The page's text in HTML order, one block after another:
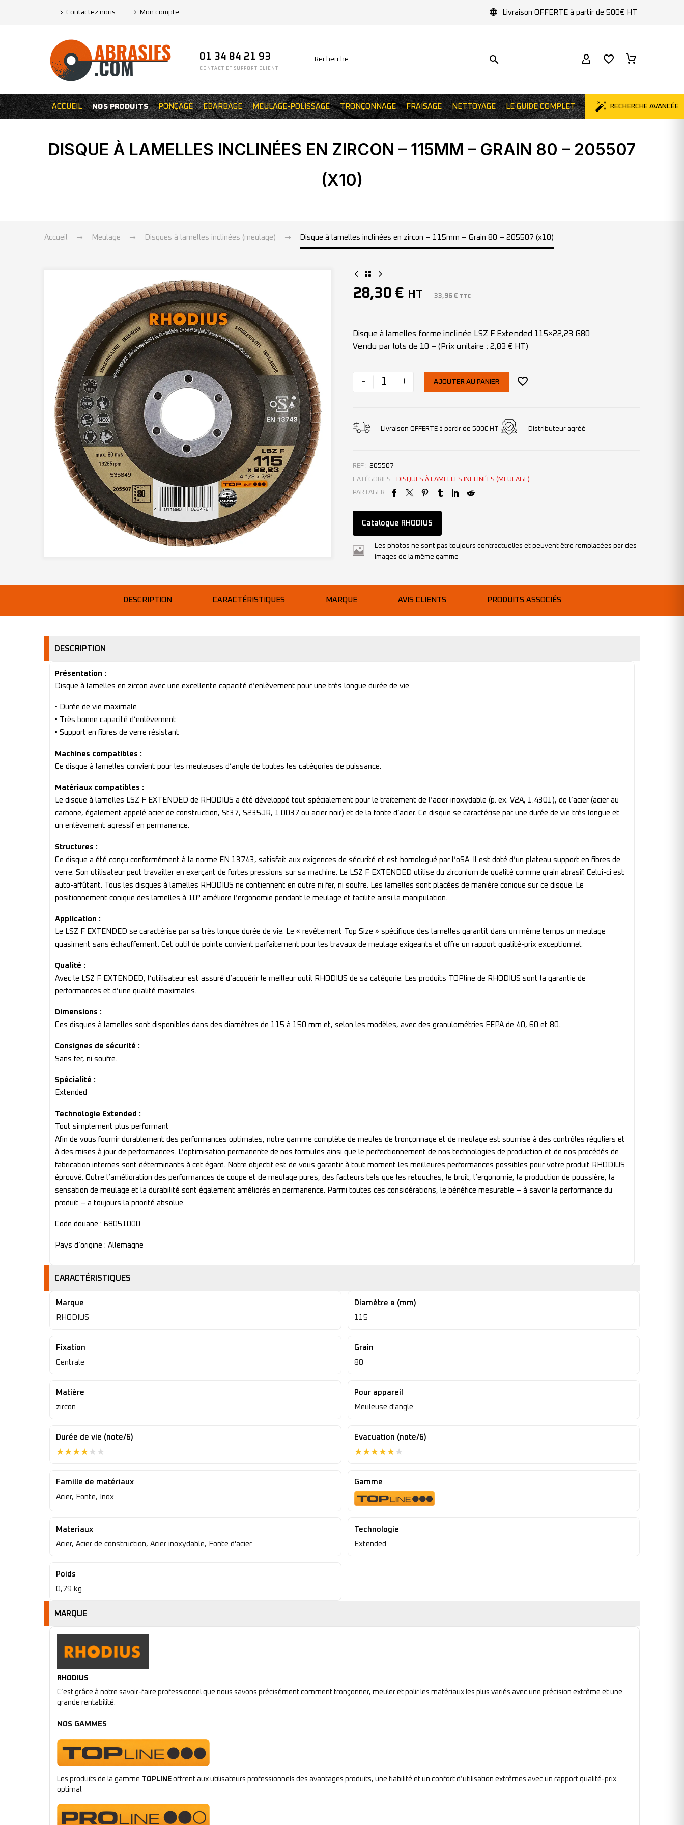
Contactez nous Mon compte Livraison OFFERTE à partir de 500€ HT
01 34 84 21 93
CONTACT ET SUPPORT CLIENT
ACCUEIL NOS PRODUITS PONÇAGE EBARBAGE MEULAGE-POLISSAGE TRONÇONNAGE FRAISAGE NETTOYAGE LE GUIDE COMPLET RECHERCHE AVANCÉE
DISQUE À LAMELLES INCLINÉES EN ZIRCON – 115MM – GRAIN 80 – 205507
(X10)
Accueil Meulage Disques à lamelles inclinées (meulage) Disque à lamelles inclinées en zircon – 115mm – Grain 80 – 205507 (x10)
28,30 € HT 33,96 € TTC
Disque à lamelles forme inclinée LSZ F Extended 115×22,23 G80
Vendu par lots de 10 – (Prix unitaire : 2,83 € HT)
- + AJOUTER AU PANIER
Livraison OFFERTE à partir de 500€ HT Distributeur agréé
REF : 205507
CATÉGORIES :
DISQUES À LAMELLES INCLINÉES (MEULAGE)
PARTAGER :
Catalogue RHODIUS
Les photos ne sont pas toujours contractuelles et peuvent être remplacées par des
images de la même gamme
DESCRIPTION CARACTÉRISTIQUES MARQUE AVIS CLIENTS PRODUITS ASSOCIÉS
DESCRIPTION
Présentation :
Disque à lamelles en zircon avec une excellente capacité d’enlèvement pour une très longue durée de vie.
• Durée de vie maximale
• Très bonne capacité d’enlèvement
• Support en fibres de verre résistant
Machines compatibles :
Ce disque à lamelles convient pour les meuleuses d’angle de toutes les catégories de puissance.
Matériaux compatibles :
Le disque à lamelles LSZ F EXTENDED de RHODIUS a été développé tout spécialement pour le traitement de l’acier inoxydable (p. ex. V2A, 1.4301), de l’acier (acier au
carbone, également appelé acier de construction, St37, S235JR, 1.0037 ou acier noir) et de la fonte d’acier. Ce disque se caractérise par une durée de vie très longue et
un enlèvement agressif en permanence.
Structures :
Ce disque a été conçu conformément à la norme EN 13743, satisfait aux exigences de sécurité et est homologué par l’oSA. Il est doté d’un plateau support en fibres de
verre. Son utilisateur peut travailler en exerçant de fortes pressions sur sa machine. Le LSZ F EXTENDED utilise du zirconium de qualité comme grain abrasif. Celui-ci est
auto-affûtant. Tous les disques à lamelles RHODIUS ne contiennent en outre ni fer, ni soufre. Les lamelles sont placées de manière conique sur ce disque. Le
positionnement conique des lamelles à 10° améliore l’ergonomie pendant le meulage et facilite ainsi la manipulation.
Application :
Le LSZ F EXTENDED se caractérise par sa très longue durée de vie. Le « revêtement Top Size » spécifique des lamelles garantit dans un même temps un meulage
quasiment sans échauffement. Cet outil de pointe convient parfaitement pour les travaux de meulage exigeants et offre un rapport qualité-prix exceptionnel.
Qualité :
Avec le LSZ F EXTENDED, l’utilisateur est assuré d’acquérir le meilleur outil RHODIUS de sa catégorie. Les produits TOPline de RHODIUS sont la garantie de
performances et d’une qualité maximales.
Dimensions :
Ces disques à lamelles sont disponibles dans des diamètres de 115 à 150 mm et, selon les modèles, avec des granulométries FEPA de 40, 60 et 80.
Consignes de sécurité :
Sans fer, ni soufre.
Spécialité :
Extended
Technologie Extended :
Tout simplement plus performant
Afin de vous fournir durablement des performances optimales, notre gamme complète de meules de tronçonnage et de meulage est soumise à des contrôles réguliers et
à des mises à jour de performances. L’optimisation permanente de nos formules ainsi que le perfectionnement de nos technologies de production et de nos procédés de
fabrication internes sont déterminants à cet égard. Notre objectif est de vous garantir à tout moment les meilleures performances possibles pour votre produit RHODIUS
éprouvé. Outre l’amélioration des performances de coupe et de meulage pures, des facteurs tels que les retouches, le bruit, l’ergonomie, la production de poussière, la
sensation de meulage et la durabilité sont également améliorés en permanence. Parmi toutes ces considérations, le bénéfice mesurable – à savoir la performance du
produit – a toujours la priorité absolue.
Code douane : 68051000
Pays d’origine : Allemagne
CARACTÉRISTIQUES
Marque
RHODIUS
Diamètre ø (mm)
115
Fixation
Centrale
Grain
80
Matière
zircon
Pour appareil
Meuleuse d'angle
Durée de vie (note/6)
★★★★★ ★
Evacuation (note/6)
★★★★★★
Famille de matériaux
Acier, Fonte, Inox
Gamme
Materiaux
Acier, Acier de construction, Acier inoxydable, Fonte d'acier
Technologie
Extended
Poids
0,79 kg
MARQUE
RHODIUS
C’est grâce à notre savoir-faire professionnel que nous savons précisément comment tronçonner, meuler et polir les matériaux les plus variés avec une précision extrême et une
grande rentabilité.
NOS GAMMES
Les produits de la gamme TOPLINE offrent aux utilisateurs professionnels des avantages produits, une fiabilité et un confort d’utilisation extrêmes avec un rapport qualité-prix
optimal.